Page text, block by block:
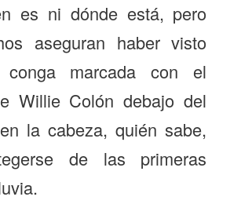
es ni dónde está, pero
aseguran haber visto
marcada con el
Willie Colón debajo del
la cabeza, quién sabe,
de las primeras